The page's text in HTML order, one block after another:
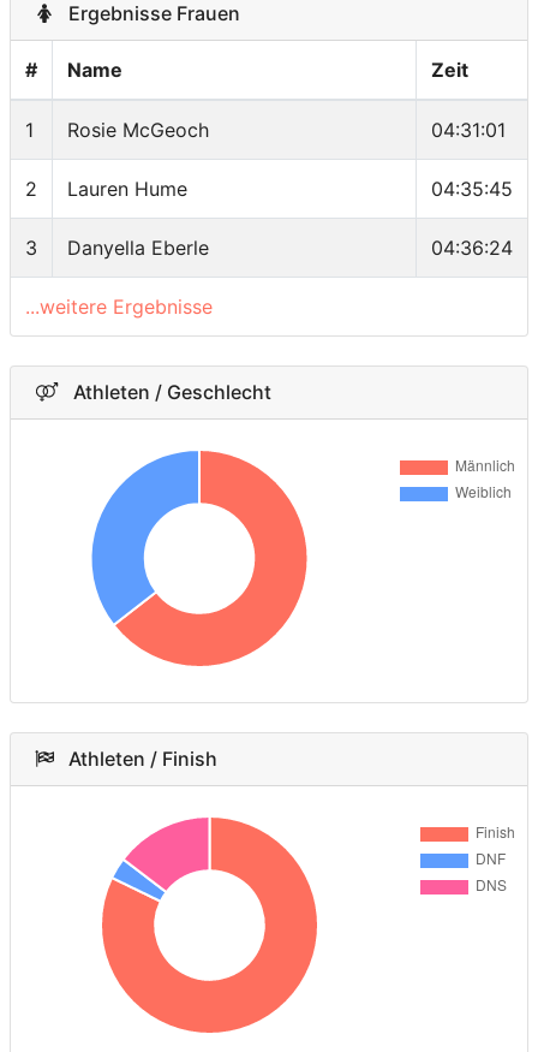
Ergebnisse Frauen
# Name Zeit
1 Rosie McGeoch 04:31:01
2 Lauren Hume 04:35:45
3 Danyella Eberle 04:36:24
...weitere Ergebnisse
Athleten / Geschlecht
Athleten / Finish